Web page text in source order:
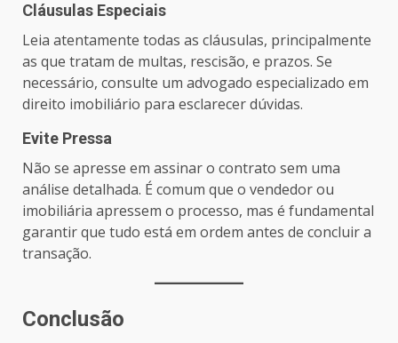
Cláusulas Especiais
Leia atentamente todas as cláusulas, principalmente
as que tratam de multas, rescisão, e prazos. Se
necessário, consulte um advogado especializado em
direito imobiliário para esclarecer dúvidas.
Evite Pressa
Não se apresse em assinar o contrato sem uma
análise detalhada. É comum que o vendedor ou
imobiliária apressem o processo, mas é fundamental
garantir que tudo está em ordem antes de concluir a
transação.
Conclusão